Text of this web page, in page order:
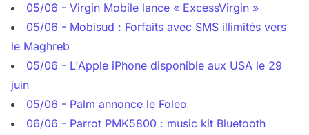
05/06 - Virgin Mobile lance « ExcessVirgin »
05/06 - Mobisud : Forfaits avec SMS illimités vers
le Maghreb
05/06 - L'Apple iPhone disponible aux USA le 29
juin
05/06 - Palm annonce le Foleo
06/06 - Parrot PMK5800 : music kit Bluetooth